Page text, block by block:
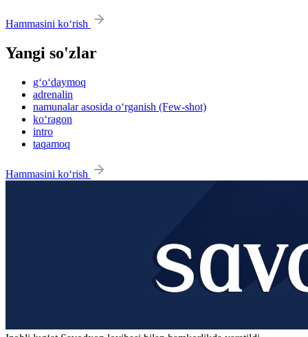
Hammasini ko‘rish
Yangi so'zlar
g‘o‘daymoq
adrenalin
namunalar asosida o‘rganish (Few-shot)
ko‘ragon
intro
taqamoq
Hammasini ko‘rish